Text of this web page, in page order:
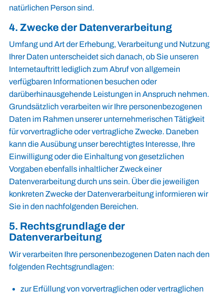
natürlichen Person sind.
4. Zwecke der Datenverarbeitung
Umfang und Art der Erhebung, Verarbeitung und Nutzung
Ihrer Daten unterscheidet sich danach, ob Sie unseren
Internetauftritt lediglich zum Abruf von allgemein
verfügbaren Informationen besuchen oder
darüberhinausgehende Leistungen in Anspruch nehmen.
Grundsätzlich verarbeiten wir Ihre personenbezogenen
Daten im Rahmen unserer unternehmerischen Tätigkeit
für vorvertragliche oder vertragliche Zwecke. Daneben
kann die Ausübung unser berechtigtes Interesse, Ihre
Einwilligung oder die Einhaltung von gesetzlichen
Vorgaben ebenfalls inhaltlicher Zweck einer
Datenverarbeitung durch uns sein. Über die jeweiligen
konkreten Zwecke der Datenverarbeitung informieren wir
Sie in den nachfolgenden Bereichen.
5. Rechtsgrundlage der
Datenverarbeitung
Wir verarbeiten Ihre personenbezogenen Daten nach den
folgenden Rechtsgrundlagen:
zur Erfüllung von vorvertraglichen oder vertraglichen